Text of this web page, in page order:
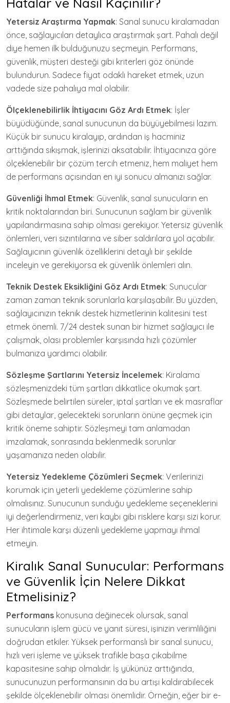
Yetersiz Araştırma Yapmak: Sanal sunucu kiralamadan
önce, sağlayıcıları detaylıca araştırmak şart. Pahalı değil
diye hemen ilk bulduğunuzu seçmeyin. Performans,
güvenlik, müşteri desteği gibi kriterleri göz önünde
bulundurun. Sadece fiyat odaklı hareket etmek, uzun
vadede size pahalıya mal olabilir.
Ölçeklenebilirlik İhtiyacını Göz Ardı Etmek: İşler
büyüdüğünde, sanal sunucunun da büyüyebilmesi lazım.
Küçük bir sunucu kiralayıp, ardından iş hacminiz
arttığında sıkışmak, işlerinizi aksatabilir. İhtiyacınıza göre
ölçeklenebilir bir çözüm tercih etmeniz, hem maliyet hem
de performans açısından en iyi sonucu almanızı sağlar.
Güvenliği İhmal Etmek: Güvenlik, sanal sunucuların en
kritik noktalarından biri. Sunucunun sağlam bir güvenlik
yapılandırmasına sahip olması gerekiyor. Yetersiz güvenlik
önlemleri, veri sızıntılarına ve siber saldırılara yol açabilir.
Sağlayıcının güvenlik özelliklerini detaylı bir şekilde
inceleyin ve gerekiyorsa ek güvenlik önlemleri alın.
Teknik Destek Eksikliğini Göz Ardı Etmek: Sunucular
zaman zaman teknik sorunlarla karşılaşabilir. Bu yüzden,
sağlayıcınızın teknik destek hizmetlerinin kalitesini test
etmek önemli. 7/24 destek sunan bir hizmet sağlayıcı ile
çalışmak, olası problemler karşısında hızlı çözümler
bulmanıza yardımcı olabilir.
Sözleşme Şartlarını Yetersiz İncelemek: Kiralama
sözleşmenizdeki tüm şartları dikkatlice okumak şart.
Sözleşmede belirtilen süreler, iptal şartları ve ek masraflar
gibi detaylar, gelecekteki sorunların önüne geçmek için
kritik öneme sahiptir. Sözleşmeyi tam anlamadan
imzalamak, sonrasında beklenmedik sorunlar
yaşamanıza neden olabilir.
Yetersiz Yedekleme Çözümleri Seçmek: Verilerinizi
korumak için yeterli yedekleme çözümlerine sahip
olmalısınız. Sunucunun sunduğu yedekleme seçeneklerini
iyi değerlendirmeniz, veri kaybı gibi risklere karşı sizi korur.
Her ihtimale karşı düzenli yedekleme yapmayı ihmal
etmeyin.
Kiralık Sanal Sunucular: Performans
ve Güvenlik İçin Nelere Dikkat
Etmelisiniz?
Performans konusuna değinecek olursak, sanal
sunucuların işlem gücü ve yanıt süresi, işinizin verimliliğini
doğrudan etkiler. Yüksek performanslı bir sanal sunucu,
hızlı veri işleme ve yüksek trafikle başa çıkabilme
kapasitesine sahip olmalıdır. İş yükünüz arttığında,
sunucunuzun performansının da bu artışı kaldırabilecek
şekilde ölçeklenebilir olması önemlidir. Örneğin, eğer bir e-